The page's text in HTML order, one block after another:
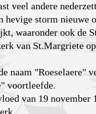
veel andere
hevige storm
waaronder ook de
van St.Margriete
naam "Roeselaere"
voortleefde.
van 19 november